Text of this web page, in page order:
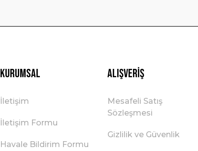
Kurumsal
İletişim
İletişim Formu
Havale Bildirim Formu
Alışveriş
Mesafeli Satış
Sözleşmesi
Gizlilik ve Güvenlik